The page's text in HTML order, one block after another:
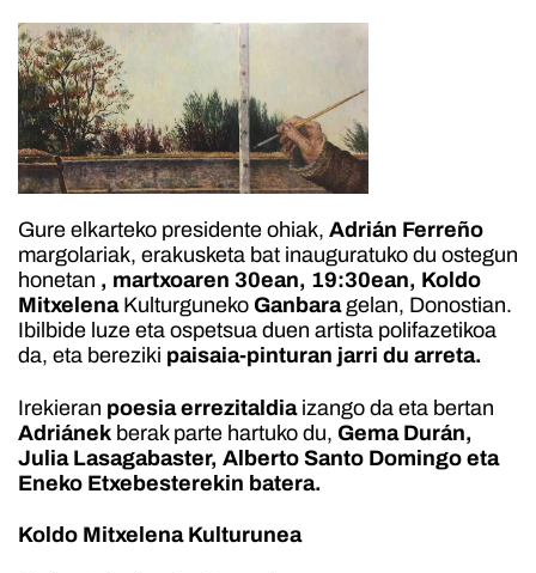
Gure elkarteko presidente ohiak, Adrián Ferreño
margolariak, erakusketa bat inauguratuko du ostegun
honetan , martxoaren 30ean, 19:30ean, Koldo
MitxelenaKulturguneko Ganbaragelan, Donostian.
Ibilbide luze eta ospetsua duen artista polifazetikoa
da, eta bereziki paisaia-pinturan jarri du arreta.
Irekieran poesia errezitaldiaizango da eta bertan
Adriánek berak parte hartuko du, Gema Durán,
Julia Lasagabaster, Alberto Santo Domingo eta
Eneko Etxebesterekin batera.
Koldo Mitxelena Kulturunea